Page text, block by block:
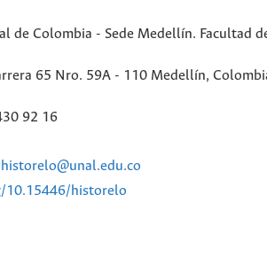
de Colombia - Sede Medellín. Facultad
65 Nro. 59A - 110 Medellín,
92 16
historelo@unal.edu.co
10.15446/historelo